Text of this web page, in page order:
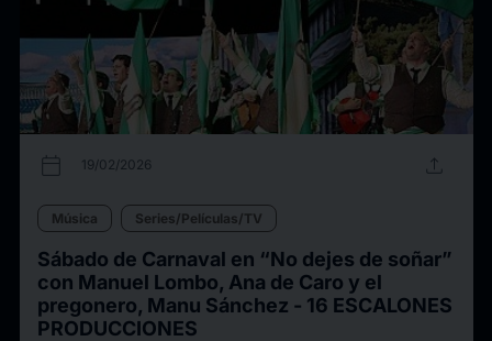
calendar_today 19/02/2026 upload
Música Series/Películas/TV
Sábado de Carnaval en “No dejes de soñar”
con Manuel Lombo, Ana de Caro y el
pregonero, Manu Sánchez - 16 ESCALONES
PRODUCCIONES